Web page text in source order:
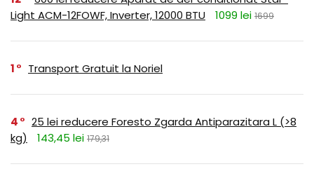
Light ACM-12FOWF, Inverter, 12000 BTU
1099 lei 1699
1 Transport Gratuit la Noriel
4
25 lei reducere Foresto Zgarda Antiparazitara L (>8
kg)
143,45 lei 179,31